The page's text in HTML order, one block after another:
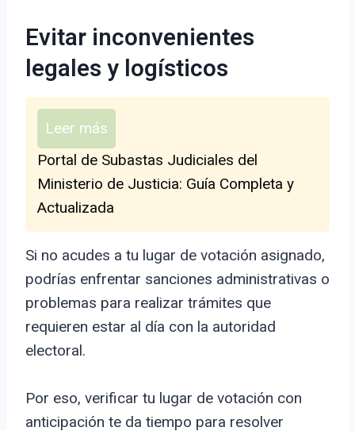
Evitar inconvenientes
legales y logísticos
Leer más
Portal de Subastas Judiciales del
Ministerio de Justicia: Guía Completa y
Actualizada
Si no acudes a tu lugar de votación asignado,
podrías enfrentar sanciones administrativas o
problemas para realizar trámites que
requieren estar al día con la autoridad
electoral.
Por eso, verificar tu lugar de votación con
anticipación te da tiempo para resolver